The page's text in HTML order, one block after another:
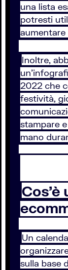
una lista
potresti
aumentare
Inoltre,
2022 che
festività,
stampare
mano
Cos'è
Un
sulla base